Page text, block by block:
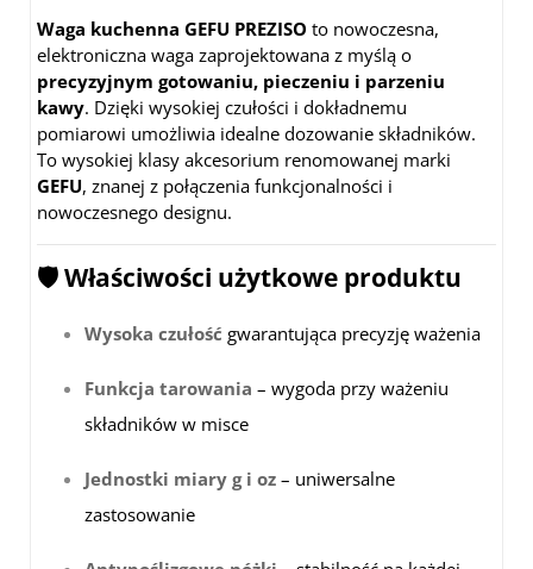
Waga kuchenna GEFU PREZISO to nowoczesna,
elektroniczna waga zaprojektowana z myślą o
precyzyjnym gotowaniu, pieczeniu i parzeniu
kawy. Dzięki wysokiej czułości i dokładnemu
pomiarowi umożliwia idealne dozowanie składników.
To wysokiej klasy akcesorium renomowanej marki
GEFU, znanej z połączenia funkcjonalności i
nowoczesnego designu.
🛡️ Właściwości użytkowe produktu
Wysoka czułość gwarantująca precyzję ważenia
Funkcja tarowania – wygoda przy ważeniu
składników w misce
Jednostki miary g i oz – uniwersalne
zastosowanie